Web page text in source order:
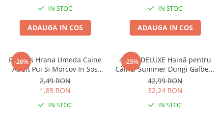
IN STOC
ADAUGA IN COS
IN STOC
ADAUGA IN COS
-26%
Friskies Hrana Umeda Caine
Adult Pui Si Morcov In Sos
100g
2,49 RON
1,85 RON
IN STOC
-25%
4DOG DELUXE Haină pentru
Câine, Summer Dungi Galben,
35 cm
42,99 RON
32,24 RON
IN STOC